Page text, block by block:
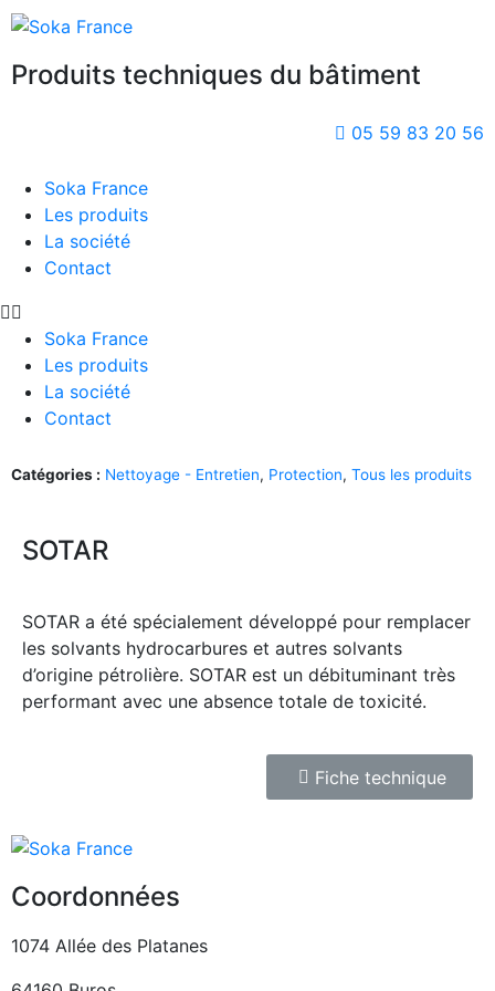
Produits techniques du bâtiment
05 59 83 20 56
Soka France
Les produits
La société
Contact
Soka France
Les produits
La société
Contact
Catégories : Nettoyage - Entretien, Protection, Tous les produits
SOTAR
SOTAR a été spécialement développé pour remplacer
les solvants hydrocarbures et autres solvants
d’origine pétrolière. SOTAR est un débituminant très
performant avec une absence totale de toxicité.
Fiche technique
Coordonnées
1074 Allée des Platanes